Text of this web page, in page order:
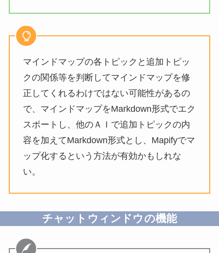
マインドマップの各トピックと追加トピッ
クの関係等を判断してマインドマップを修
正してくれるわけではない可能性があるの
で、マインドマップをMarkdown形式でエク
スポートし、他のＡＩで追加トピックの内
容を加えてMarkdown形式とし、Mapifyでマ
ップ化するという方法が有効かもしれな
い。
チャットウィンドウの機能